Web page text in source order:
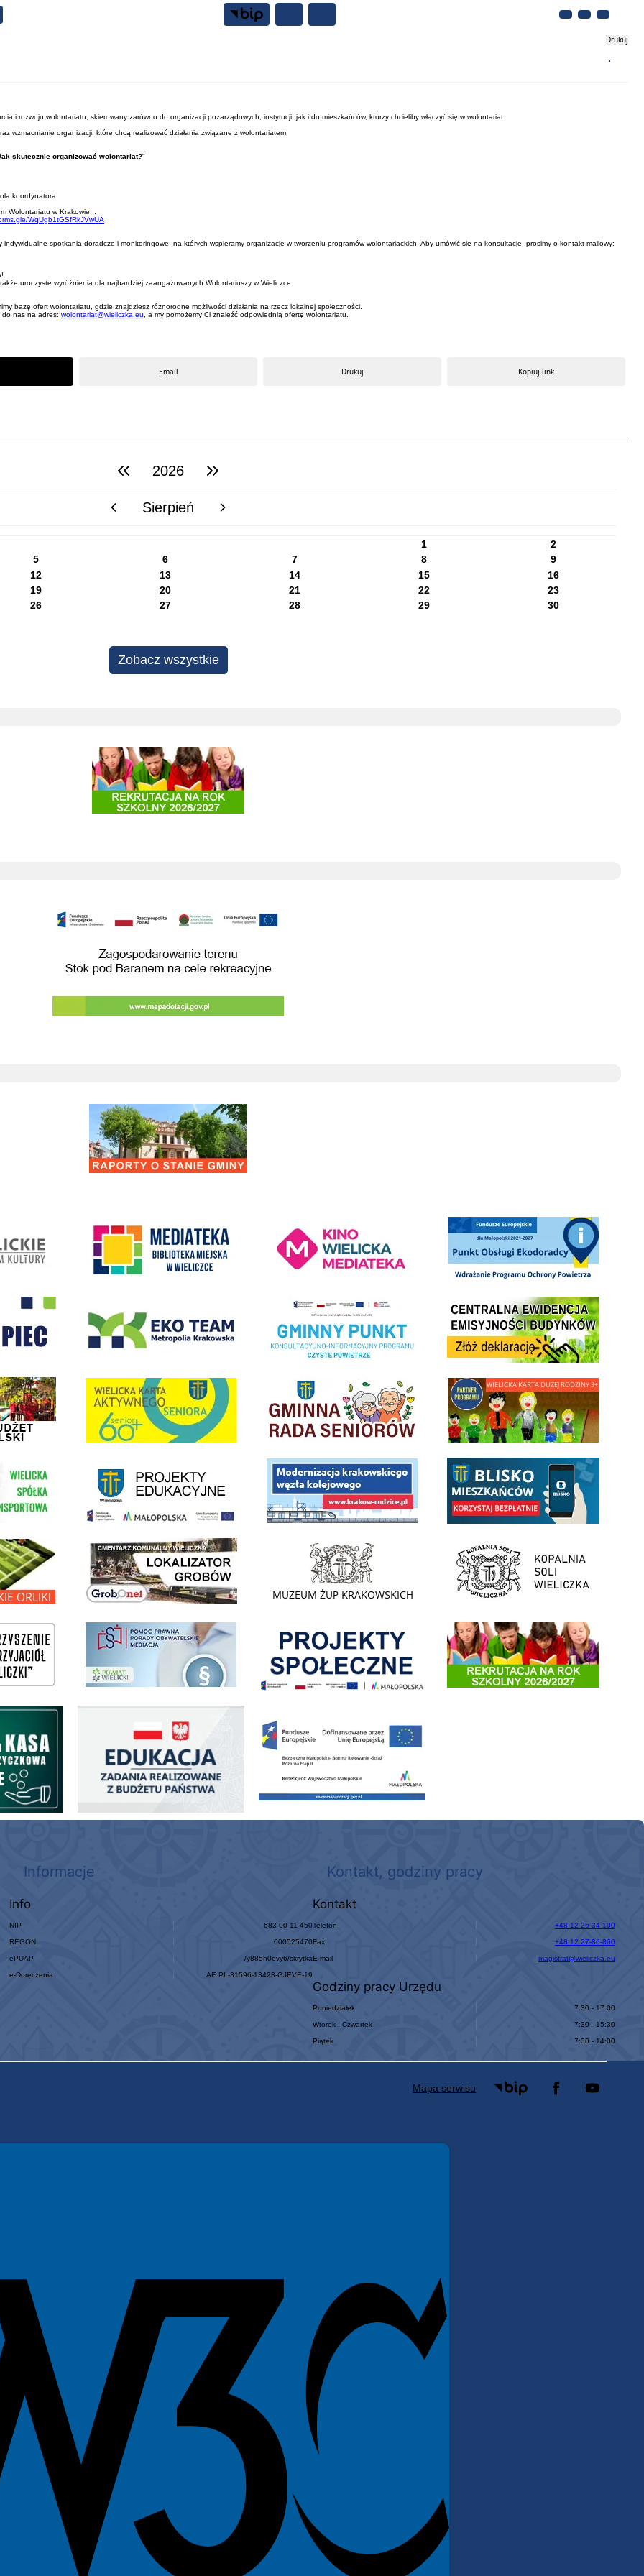
Drukuj
i rozwoju wolontariatu, skierowany zarówno do organizacji pozarządowych, instytucji, jak i do mieszkańców, którzy chcieliby włączyć się w wolontariat.
wzmacnianie organizacji, które chcą realizować działania związane z wolontariatem.
skutecznie organizować wolontariat?”
koordynatora
Wolontariatu w Krakowie, .
WqUgb1tGSfRkJVwUA
spotkania doradcze i monitoringowe, na których wspieramy organizacje w tworzeniu programów wolontariackich. Aby umówić się na konsultacje, prosimy o kontakt mailowy:
uroczyste wyróżnienia dla najbardziej zaangażowanych Wolontariuszy w Wieliczce.
bazę ofert wolontariatu, gdzie znajdziesz różnorodne możliwości działania na rzecz lokalnej społeczności.
do nas na adres: wolontariat@wieliczka.eu , a my pomożemy Ci znaleźć odpowiednią ofertę wolontariatu.
Email Drukuj Kopiuj link
poprzedni rok2026 następny rok
poprzedni miesiącSierpień następny miesiąc
1
2
5 6 7 8
9
12 13 14 15
16
19 20 21 22
23
26 27 28 29
30
Zobacz wszystkie
Rekrutacja do szkół i przedszkoli 2025/2026
Raporty o stanie Gminy Wieliczka
Punkt Obsługi Ekodoradcy Wieliczka
Wieliczka Realizacja Programu Czyste Powietrze w Gminie WieliczkaCentrala Ewidencja Emisyjności Budynków - złóż
Obywatelski link do strony Wielicka Karta Aktywnego Seniora link do strony Gminnej Rady Seniorow - Wieliczka link do strony - Wielicka Karta Dużej Rodziny
Transportowej link do strony - projekty edukacyjne dofinansowane z Europejskiego Funduszu Społecznego
link do opisu projektu budowy linii kolejowej Krakow Rudzicelink do opisu aplikacji - BLISKO, Gmina Wieliczka w
Orliki link do lokalizatora grobów na wielickim cmentarzu - grobnetlink do strony - Muzeum Żup Krakowskich Wieliczka link do strony Kopalni Soli Wieliczka
pomoc prawna wieliczka Informacja o terminach rekrutacji na rok szkolny 2026/
- Pożyczkowa
Zakup fabrycznie nowego, średniego samochodu ratowniczo-gaśniczego z napędem 4x4 dla OSP Kokotów
Informacje
Info
NIP 683-00-11-450
REGON 000525470
ePUAP /y885h0evy6/skrytka
e-Doręczenia AE:PL-31596-13423-GJEVE-19
Kontakt, godziny pracy
Kontakt
Telefon +48 12 26-34-100
Fax +48 12 27-86-860
E-mail magistrat@wieliczka.eu
Godziny pracy Urzędu
Poniedziałek 7:30 - 17:00
Wtorek - Czwartek 7:30 - 15:30
Piątek 7:30 - 14:00
Mapa serwisu